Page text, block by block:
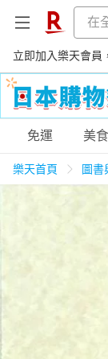
立即加入樂天會員
購物網分類
免運 美食
樂天首頁 圖書